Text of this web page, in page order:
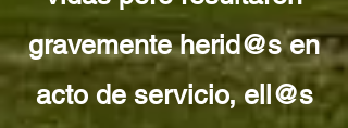
gravemente herid@s en
acto de servicio, ell@s